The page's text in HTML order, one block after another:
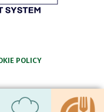
POLICY